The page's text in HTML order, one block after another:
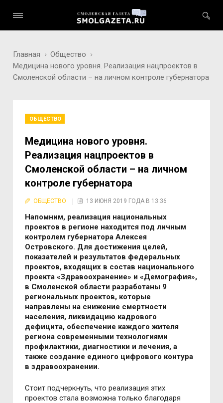
Главная
Общество
Медицина нового уровня. Реализация нацпроектов в
Смоленской области – на личном контроле губернатора
ОБЩЕСТВО
Медицина нового уровня.
Реализация нацпроектов в
Смоленской области – на личном
контроле губернатора
ОБЩЕСТВО 13 ИЮНЯ 2019 ГОДА В 13:36
Напомним, реализация национальных
проектов в регионе находится под личным
контролем губернатора Алексея
Островского. Для достижения целей,
показателей и результатов федеральных
проектов, входящих в состав национального
проекта «Здравоохранение» и «Демография»,
в Смоленской области разработаны 9
региональных проектов, которые
направлены на снижение смертности
населения, ликвидацию кадрового
дефицита, обеспечение каждого жителя
региона современными технологиями
профилактики, диагностики и лечения, а
также создание единого цифрового контура
в здравоохранении.
Стоит подчеркнуть, что реализация этих
проектов стала возможна только благодаря